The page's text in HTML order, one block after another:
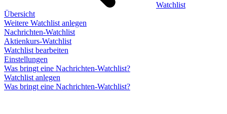
Watchlist
Übersicht
Weitere Watchlist anlegen
Nachrichten-Watchlist
Aktienkurs-Watchlist
Watchlist bearbeiten
Einstellungen
Was bringt eine Nachrichten-Watchlist?
Watchlist anlegen
Was bringt eine Nachrichten-Watchlist?